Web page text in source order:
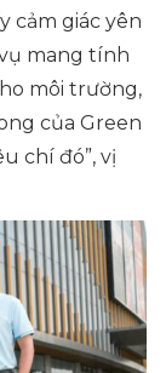
cảm giác yên
mang tính
môi trường,
của Green
chí đó”, vị